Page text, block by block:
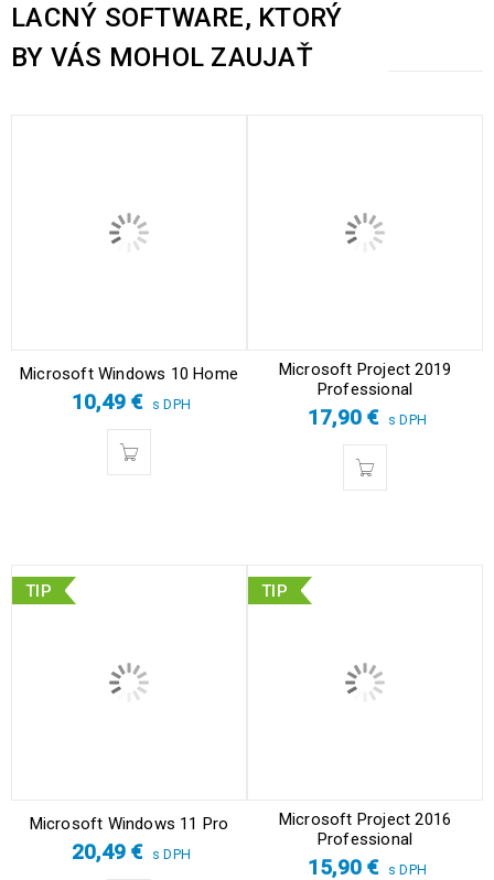
LACNÝ SOFTWARE, KTORÝ
BY VÁS MOHOL ZAUJAŤ
Microsoft Windows 10 Home
10,49€ s DPH
Microsoft Project 2019
Professional
17,90€ s DPH
TIP
Microsoft Windows 11 Pro
20,49€ s DPH
TIP
Microsoft Project 2016
Professional
15,90€ s DPH